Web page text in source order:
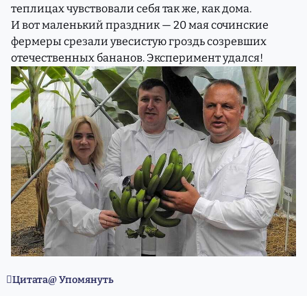
теплицах чувствовали себя так же, как дома.
И вот маленький праздник — 20 мая сочинские
фермеры срезали увесистую гроздь созревших
отечественных бананов. Эксперимент удался!
Цитата Упомянуть